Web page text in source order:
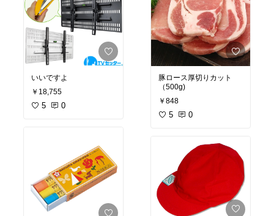
いいですよ
￥18,755
5 0
豚ロース厚切りカット
（500g)
￥848
5 0